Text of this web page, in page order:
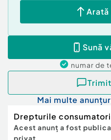
Arată
Sună
numar de
Mai multe
Drepturile
Acest anunț a fost
privat.